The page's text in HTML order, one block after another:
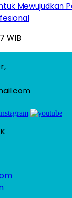
Mewujudkan
WIB